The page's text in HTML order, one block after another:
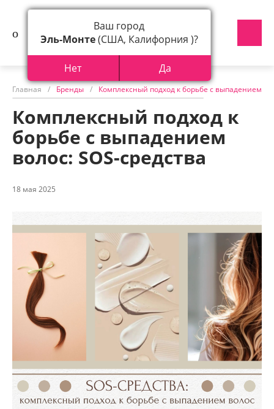
Главная / Бренды / Комплексный подход к борьбе с выпадением
Комплексный подход к
борьбе с выпадением
волос: SOS-средства
18 мая 2025
Ваш город
Эль-Монте(США, Калифорния )?
Нет Да